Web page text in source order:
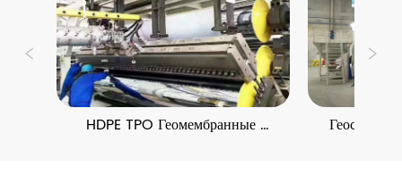
HDPE TPO Геомембранные